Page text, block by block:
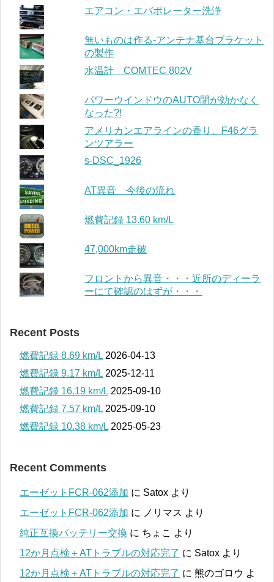
エアコン・エバポレーター洗浄
無いものは作る-アンテナ基台ブラケット
の製作
水温計 COMTEC 802V
パワーウインドウのAUTO閉が効かなく
なった?!
アメリカンエアラインの香り、F46グラ
ンツアラー
s-DSC_1926
AT異音 今後の流れ
燃費記録 13.60 km/L
47,000km走破
フロントから異音・・・近所のディーラ
ーにて確認のはずが・・・
Recent Posts
燃費記録 8.69 km/L 2026-04-13
燃費記録 9.17 km/L 2025-12-11
燃費記録 16.19 km/L 2025-09-10
燃費記録 7.57 km/L 2025-09-10
燃費記録 10.38 km/L 2025-05-23
Recent Comments
エーゼットFCR-062添加 に Satox より
エーゼットFCR-062添加 に ノリマス より
純正互換バッテリー交換 に ちょこ より
12か月点検＋ATトラブルの対応完了 に Satox より
12か月点検＋ATトラブルの対応完了 に 熊のゴロウ よ